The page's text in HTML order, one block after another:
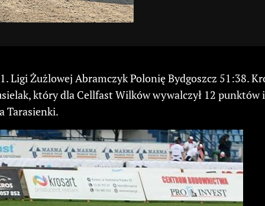
Żużlowej Abramczyk Polonię Bydgoszcz 51:38.
który dla Cellfast Wilków wywalczył 12 punktów
Tarasienki.